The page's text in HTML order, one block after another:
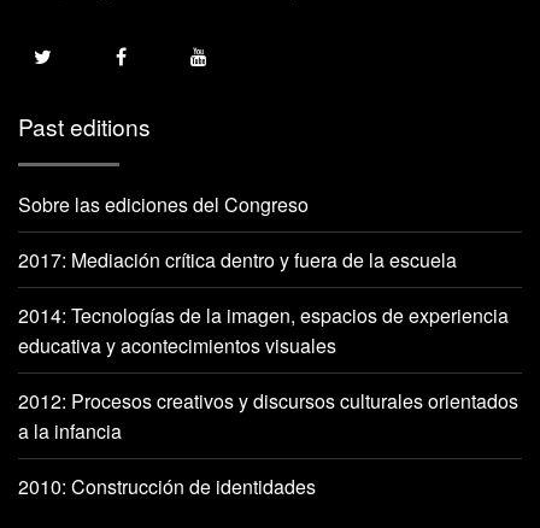
Past editions
Sobre las ediciones del Congreso
2017: Mediación crítica dentro y fuera de la escuela
2014: Tecnologías de la imagen, espacios de experiencia
educativa y acontecimientos visuales
2012: Procesos creativos y discursos culturales orientados
a la infancia
2010: Construcción de identidades